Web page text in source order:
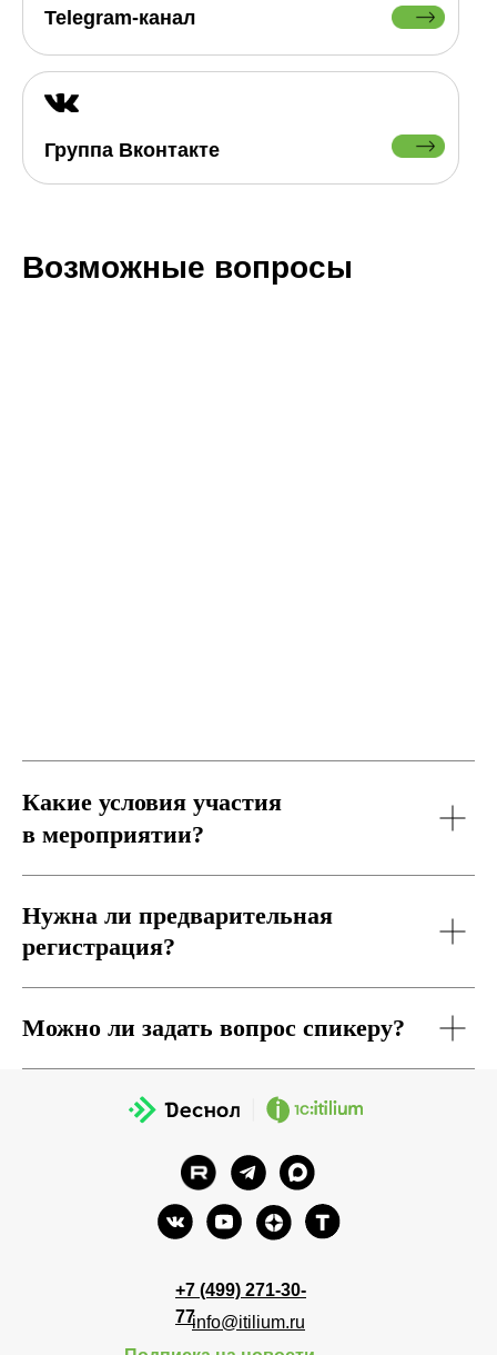
Группа Вконтакте
Telegram-канал
Возможные вопросы
Какие условия участия
в мероприятии?
Нужна ли предварительная
регистрация?
Можно ли задать вопрос спикеру?
+7 (499) 271-30-
77info@itilium.ru